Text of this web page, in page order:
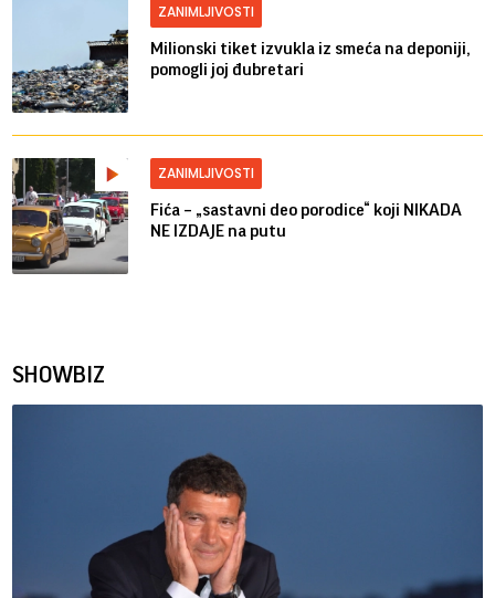
ZANIMLJIVOSTI
Milionski tiket izvukla iz smeća na deponiji,
pomogli joj đubretari
ZANIMLJIVOSTI
Fića – „sastavni deo porodice“ koji NIKADA
NE IZDAJE na putu
SHOWBIZ